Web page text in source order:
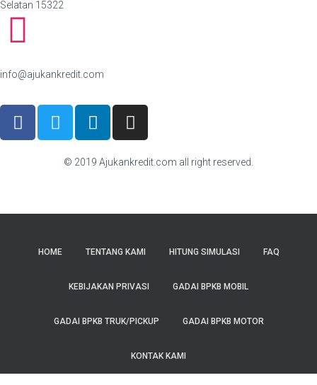
Selatan 15322
info@ajukankredit.com
© 2019 Ajukankredit.com all right reserved.
HOME TENTANG KAMI HITUNG SIMULASI FAQ
KEBIJAKAN PRIVASI GADAI BPKB MOBIL
GADAI BPKB TRUK/PICKUP GADAI BPKB MOTOR
KONTAK KAMI